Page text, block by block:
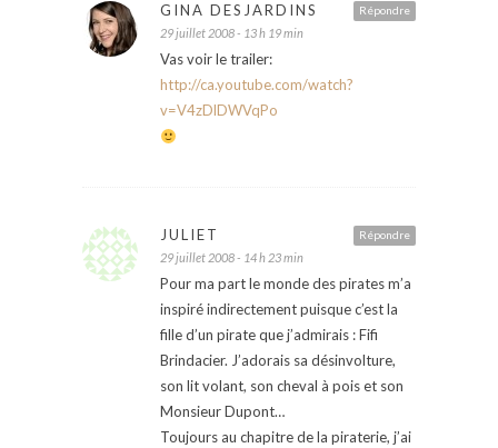
Répondre
GINA DESJARDINS
29 juillet 2008 - 13 h 19 min
Vas voir le trailer:
http://ca.youtube.com/watch?
v=V4zDlDWVqPo
Répondre
JULIET
29 juillet 2008 - 14 h 23 min
Pour ma part le monde des pirates m’a
inspiré indirectement puisque c’est la
fille d’un pirate que j’admirais : Fifi
Brindacier. J’adorais sa désinvolture,
son lit volant, son cheval à pois et son
Monsieur Dupont…
Toujours au chapitre de la piraterie, j’ai